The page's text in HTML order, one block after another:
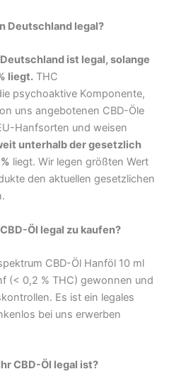
Deutschland legal?
ist legal, solange
liegt. THC
psychoaktive Komponente,
uns angebotenen CBD-Öle
Hanfsorten und weisen
unterhalb der gesetzlich
liegt. Wir legen größten Wert
den aktuellen gesetzlichen
Öl legal zu kaufen?
CBD-Öl Hanföl 10 ml
(< 0,2 % THC) gewonnen und
Es ist ein legales
bei uns erwerben
CBD-Öl legal ist?